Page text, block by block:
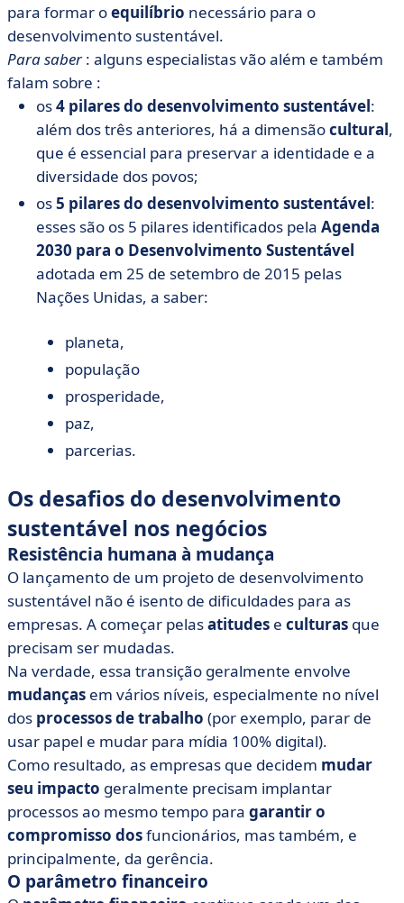
para formar oequilíbrio necessário para o
desenvolvimento sustentável.
Para saber: alguns especialistas vão além e também
falam sobre :
os4 pilares do desenvolvimento sustentável:
além dos três anteriores, há a dimensãocultural,
que é essencial para preservar a identidade e a
diversidade dos povos;
os5 pilares do desenvolvimento sustentável:
esses são os 5 pilares identificados pela Agenda
2030 para o Desenvolvimento Sustentável
adotada em 25 de setembro de 2015 pelas
Nações Unidas, a saber:
planeta,
população
prosperidade,
paz,
parcerias.
Os desafios do desenvolvimento
sustentável nos negócios
Resistência humana à mudança
O lançamento de um projeto de desenvolvimento
sustentável não é isento de dificuldades para as
empresas. A começar pelasatitudes e culturas que
precisam ser mudadas.
Na verdade, essa transição geralmente envolve
mudanças em vários níveis, especialmente no nível
dos processos de trabalho (por exemplo, parar de
usar papel e mudar para mídia 100% digital).
Como resultado, as empresas que decidem mudar
seu impacto geralmente precisam implantar
processos ao mesmo tempo para garantir o
compromisso dosfuncionários, mas também, e
principalmente, da gerência.
O parâmetro financeiro